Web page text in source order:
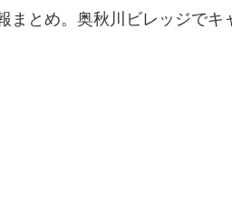
まとめ。奥秋川ビレッジでキ